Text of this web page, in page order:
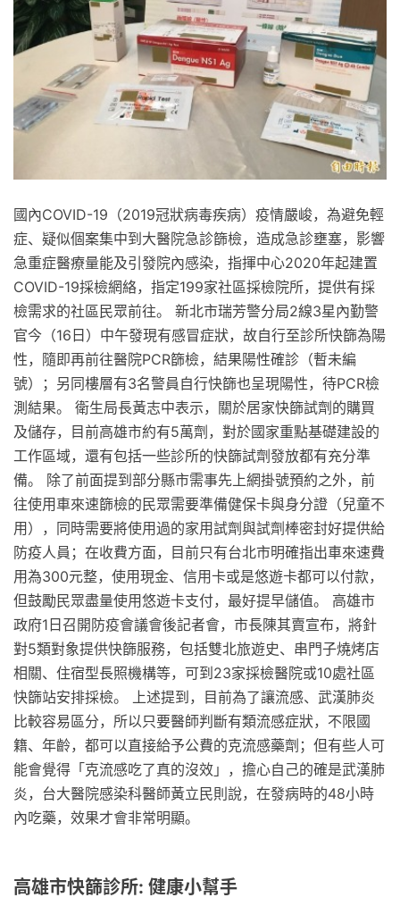
國內COVID-19（2019冠狀病毒疾病）疫情嚴峻，為避免輕
症、疑似個案集中到大醫院急診篩檢，造成急診壅塞，影響
急重症醫療量能及引發院內感染，指揮中心2020年起建置
COVID-19採檢網絡，指定199家社區採檢院所，提供有採
檢需求的社區民眾前往。 新北市瑞芳警分局2線3星內勤警
官今（16日）中午發現有感冒症狀，故自行至診所快篩為陽
性，隨即再前往醫院PCR篩檢，結果陽性確診（暫未編
號）；另同樓層有3名警員自行快篩也呈現陽性，待PCR檢
測結果。 衛生局長黃志中表示，關於居家快篩試劑的購買
及儲存，目前高雄市約有5萬劑，對於國家重點基礎建設的
工作區域，還有包括一些診所的快篩試劑發放都有充分準
備。 除了前面提到部分縣市需事先上網掛號預約之外，前
往使用車來速篩檢的民眾需要準備健保卡與身分證（兒童不
用），同時需要將使用過的家用試劑與試劑棒密封好提供給
防疫人員；在收費方面，目前只有台北市明確指出車來速費
用為300元整，使用現金、信用卡或是悠遊卡都可以付款，
但鼓勵民眾盡量使用悠遊卡支付，最好提早儲值。 高雄市
政府1日召開防疫會議會後記者會，市長陳其賣宣布，將針
對5類對象提供快篩服務，包括雙北旅遊史、串門子燒烤店
相關、住宿型長照機構等，可到23家採檢醫院或10處社區
快篩站安排採檢。 上述提到，目前為了讓流感、武漢肺炎
比較容易區分，所以只要醫師判斷有類流感症狀，不限國
籍、年齡，都可以直接給予公費的克流感藥劑；但有些人可
能會覺得「克流感吃了真的沒效」，擔心自己的確是武漢肺
炎，台大醫院感染科醫師黃立民則說，在發病時的48小時
內吃藥，效果才會非常明顯。
高雄市快篩診所: 健康小幫手